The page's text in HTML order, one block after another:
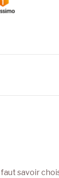
savoir